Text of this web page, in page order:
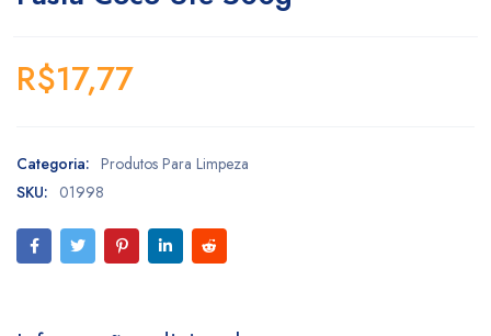
R$17,77
Categoria: Produtos Para Limpeza
SKU: 01998